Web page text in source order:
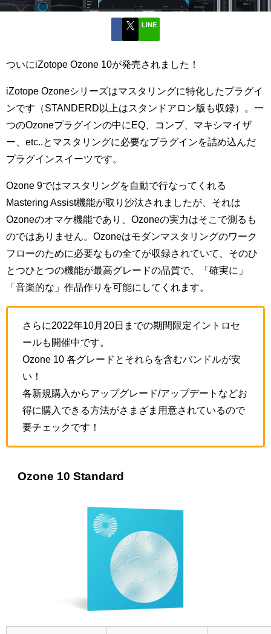
LINE
ついにiZotope Ozone 10が発売されました！
iZotope Ozoneシリーズはマスタリングに特化したプラグイ
ンです（STANDERD以上はスタンドアロン版も収録）。一
つのOzoneプラグインの中にEQ、コンプ、マキシマイザ
ー、etc..とマスタリングに必要なプラグインを詰め込んだ
プラグインスイーツです。
Ozone 9ではマスタリングを自動で行なってくれる
Mastering Assist機能が取り沙汰されましたが、それは
Ozoneのオマケ機能であり、Ozoneの実力はそこで測るも
のではありません。Ozoneはモダンマスタリングのワーク
フローのために必要なもの全てが収録されていて、そのひ
とつひとつの機能が最高グレードの品質で、「確実に」
「音楽的な」作品作りを可能にしてくれます。
さらに2022年10月20日までの期間限定イントロセ
ールも開催中です。
Ozone 10 各グレードとそれらを含むバンドルが安
い！
各新規購入からアップグレード/アップデートなどお
得に購入できる方法がさまざま用意されているので
要チェックです！
Ozone 10 Standard